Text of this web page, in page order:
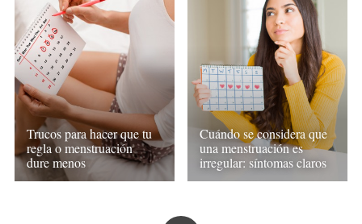
Trucos para hacer que tu
regla o menstruación
dure menos
Cuándo se considera que
una menstruación es
irregular: síntomas claros